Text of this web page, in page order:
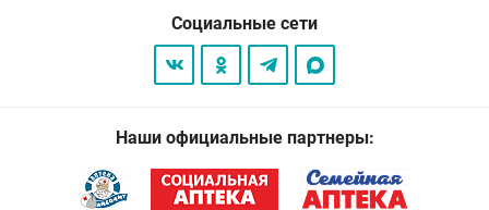
Социальные сети
Наши официальные партнеры: